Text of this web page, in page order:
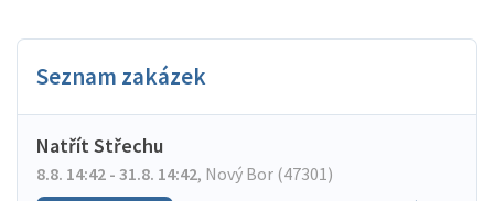
Seznam zakázek
Natřít Střechu
8.8. 14:42 - 31.8. 14:42, Nový Bor (47301)